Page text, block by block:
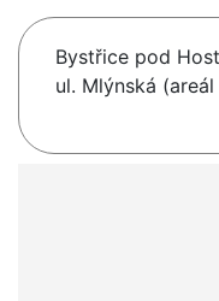
Bystřice pod
ul. Mlýnská